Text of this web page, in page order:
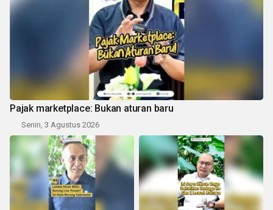
Pajak marketplace: Bukan aturan baru
Senin, 3 Agustus 2026